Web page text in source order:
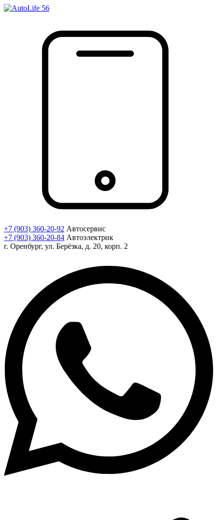
+7 (903) 360-20-92 Автосервис
+7 (903) 360-20-84 Автоэлектрик
г. Оренбург, ул. Берёзка, д. 20, корп. 2